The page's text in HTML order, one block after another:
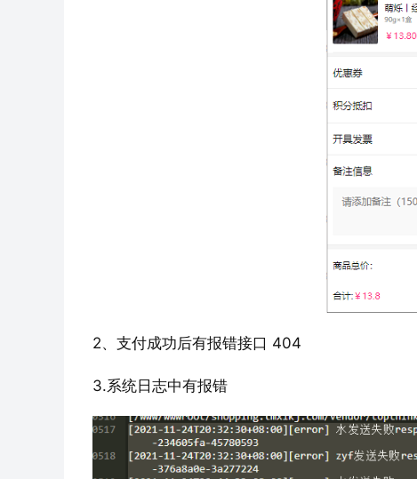
2、支付成功后有报错接口 404
3.系统日志中有报错